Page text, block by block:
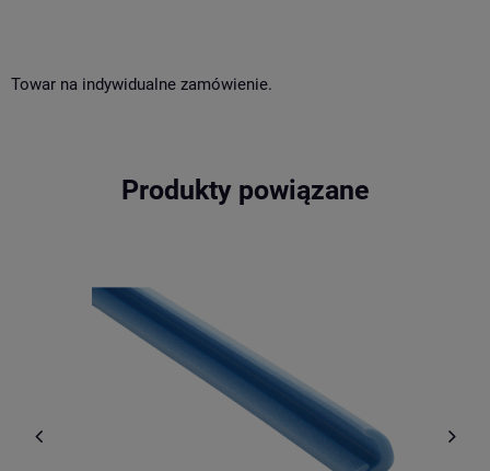
Towar na indywidualne zamówienie.
Produkty powiązane